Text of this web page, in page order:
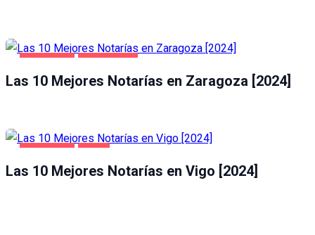
NEGOCIOS ZARAGOZA
Las 10 Mejores Notarías en Zaragoza [2024]
NEGOCIOS VIGO
Las 10 Mejores Notarías en Vigo [2024]